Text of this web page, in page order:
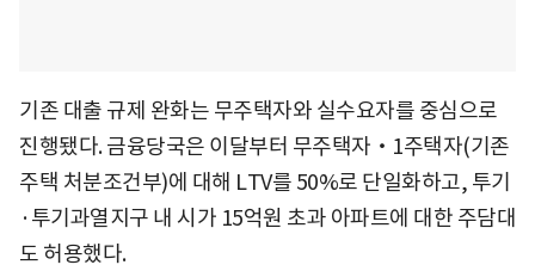
기존 대출 규제 완화는 무주택자와 실수요자를 중심으로
진행됐다. 금융당국은 이달부터 무주택자‧1주택자(기존
주택 처분조건부)에 대해 LTV를 50%로 단일화하고, 투기
·투기과열지구 내 시가 15억원 초과 아파트에 대한 주담대
도 허용했다.